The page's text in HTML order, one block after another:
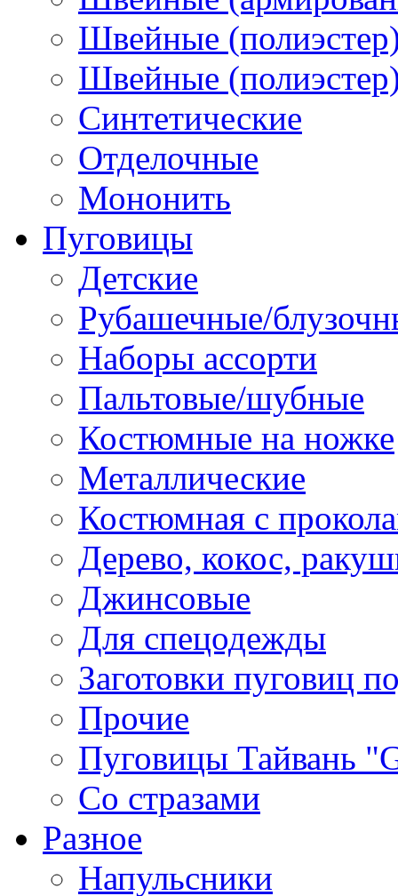
Швейные
Швейные
Синтетические
Отделочные
Мононить
Пуговицы
Детские
Рубашечные/
Наборы ассорти
Пальтовые/шубные
Костюмные на ножке
Металлические
Костюмная с
Дерево, кокос,
Джинсовые
Для спецодежды
Заготовки пуговиц
Прочие
Пуговицы Тайвань
Со стразами
Разное
Напульсники